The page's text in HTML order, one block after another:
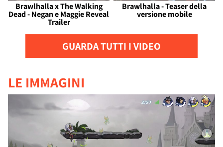
Brawlhalla x The Walking
Dead - Negan e Maggie Reveal
Trailer
Brawlhalla - Teaser della
versione mobile
GUARDA TUTTI I VIDEO
LE IMMAGINI